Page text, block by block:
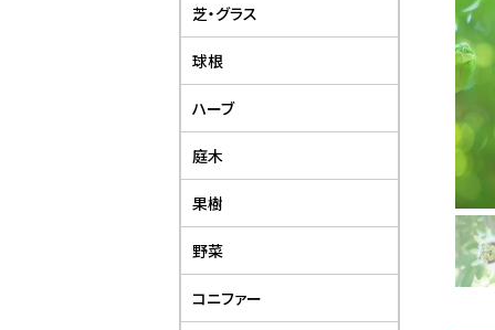
芝・グラス
球根
ハーブ
庭木
果樹
野菜
コニファー